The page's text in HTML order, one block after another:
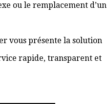
ou le remplacement d’un
vous présente la solution
rapide, transparent et